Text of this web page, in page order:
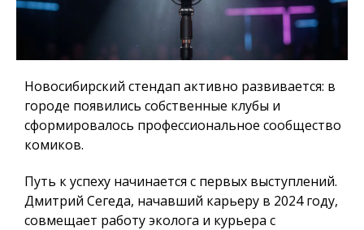
Новосибирский стендап активно развивается: в
городе появились собственные клубы и
сформировалось профессиональное сообщество
комиков.
Путь к успеху начинается с первых выступлений.
Дмитрий Сегеда, начавший карьеру в 2024 году,
совмещает работу эколога и курьера с